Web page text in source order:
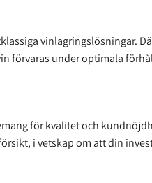
vinlagringslösningar.
förvaras under optimala
för kvalitet och
i vetskap om att din